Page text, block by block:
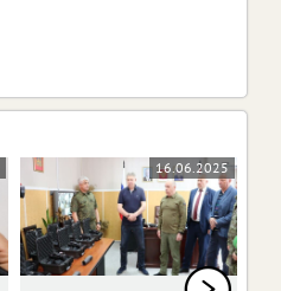
16.06.2025